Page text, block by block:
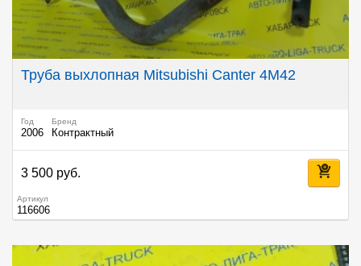
Труба выхлопная Mitsubishi Canter 4M42
Год
2006
Бренд
Контрактный
3 500 руб.
Артикул
116606